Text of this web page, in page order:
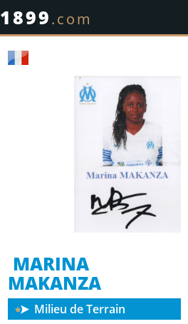
1899.com
MARINA
MAKANZA
Milieu de Terrain